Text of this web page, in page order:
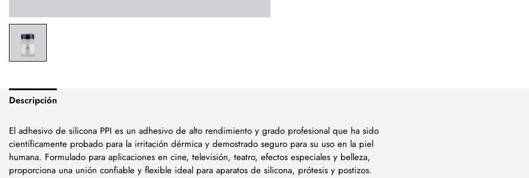
Descripción
El adhesivo de silicona PPI es un adhesivo de alto rendimiento y grado profesional que ha sido
científicamente probado para la irritación dérmica y demostrado seguro para su uso en la piel
humana. Formulado para aplicaciones en cine, televisión, teatro, efectos especiales y belleza,
proporciona una unión confiable y flexible ideal para aparatos de silicona, prótesis y postizos.